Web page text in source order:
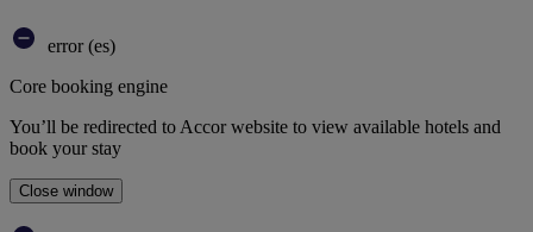
error (es)
Core booking engine
You’ll be redirected to Accor website to view available hotels and
book your stay
Close window